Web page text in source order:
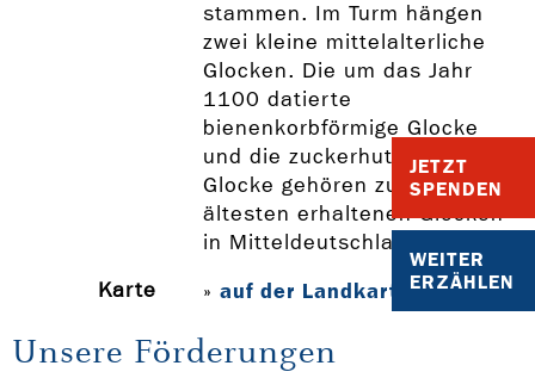
JETZT
SPENDEN
WEITER
ERZÄHLEN
stammen. Im Turm hängen
zwei kleine mittelalterliche
Glocken. Die um das Jahr
1100 datierte
bienenkorbförmige Glocke
und die zuckerhutförmige
Glocke gehören zu den
ältesten erhaltenen Glocken
in Mitteldeutschland.
Karte
» auf der Landkarte anzeigen
Unsere Förderungen